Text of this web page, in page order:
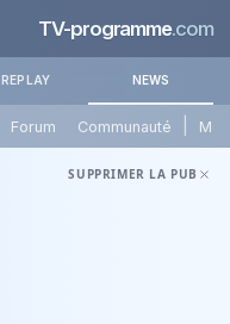
TV-programme.com
REPLAY NEWS
Forum Communauté
SUPPRIMER LA PUB